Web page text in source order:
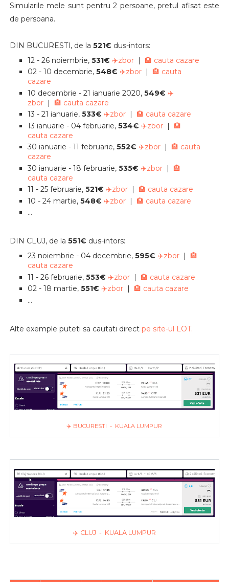
Simularile mele sunt pentru 2 persoane, pretul afisat este
de persoana.
DIN BUCURESTI, de la 521€ dus-intors:
12 - 26 noiembrie, 531€ ✈️zbor| 🏨 cauta cazare
02 - 10 decembrie, 548€ ✈️zbor| 🏨 cauta
cazare
10 decembrie - 21 ianuarie 2020, 549€ ✈️
zbor| 🏨 cauta cazare
13 - 21 ianuarie, 533€ ✈️zbor| 🏨 cauta cazare
13 ianuarie - 04 februarie, 534€ ✈️zbor|
🏨
cauta cazare
30 ianuarie - 11 februarie, 552€ ✈️zbor| 🏨 cauta
cazare
30 ianuarie - 18 februarie, 535€ ✈️zbor|
🏨
cauta cazare
11 - 25 februarie, 521€ ✈️zbor|
🏨 cauta cazare
10 - 24 martie, 548€ ✈️zbor|
🏨 cauta cazare
...
DIN CLUJ, de la 551€ dus-intors:
23 noiembrie - 04 decembrie, 595€ ✈️zbor| 🏨
cauta cazare
11 - 26 februarie, 553€ ✈️zbor| 🏨 cauta cazare
02 - 18 martie, 551€ ✈️zbor| 🏨 cauta cazare
...
Alte exemple puteti sa cautati directpe site-ul LOT.
✈️ BUCURESTI - KUALA LUMPUR
✈️ CLUJ - KUALA LUMPUR